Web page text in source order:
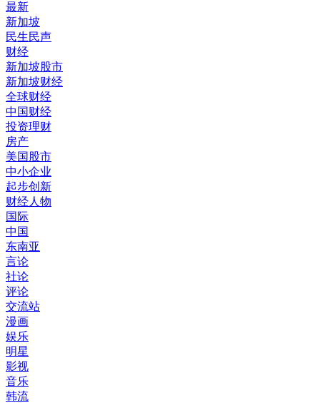
最新
新加坡
民生民声
财经
新加坡股市
新加坡财经
全球财经
中国财经
投资理财
房产
美国股市
中小企业
起步创新
财经人物
国际
中国
东南亚
言论
社论
评论
交流站
漫画
娱乐
明星
影视
音乐
韩流